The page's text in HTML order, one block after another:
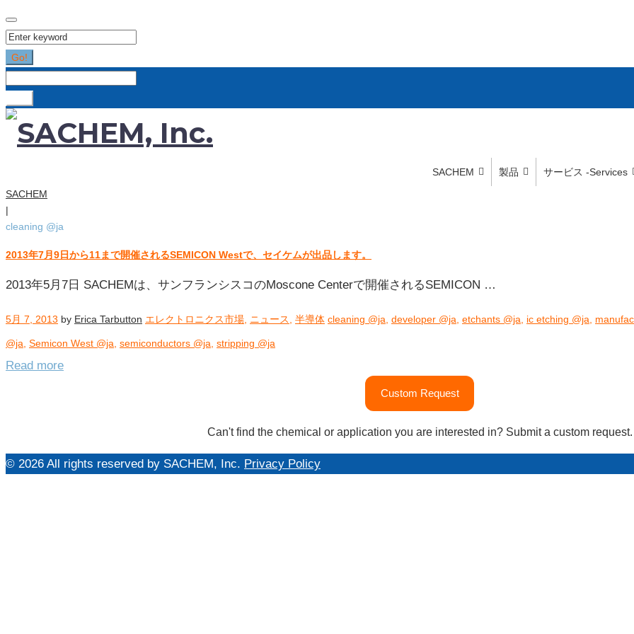
Search
for:
Go!
SACHEM 製品 サービス -Services
SACHEM
|
cleaning @ja
タ
cleaning
2013年7月9日から11まで開催されるSEMICON Westで、セイケムが出品します。
2013年5月7日 SACHEMは、サンフランシスコのMoscone Centerで開催されるSEMICON …
5月 7, 2013 by Erica Tarbutton エレクトロニクス市場, ニュース, 半導体 cleaning @ja, developer @ja, etchants @ja, ic etching @ja,
@ja, Semicon West @ja, semiconductors @ja, stripping @ja
Read more
Custom Request
Can't find the chemical or application you are interested in? Submit a custom request.
© 2026 All rights reserved by SACHEM, Inc. Privacy Policy